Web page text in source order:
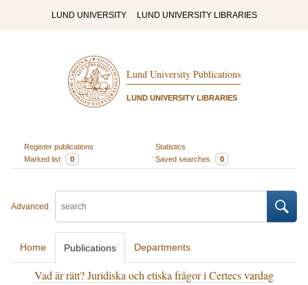
LUND UNIVERSITY LUND UNIVERSITY LIBRARIES
Lund University Publications
LUND UNIVERSITY LIBRARIES
Register publications
Statistics
Marked list
0 Saved searches 0
Advanced
Home Publications Departments
Vad är rätt? Juridiska och etiska frågor i Certecs vardag